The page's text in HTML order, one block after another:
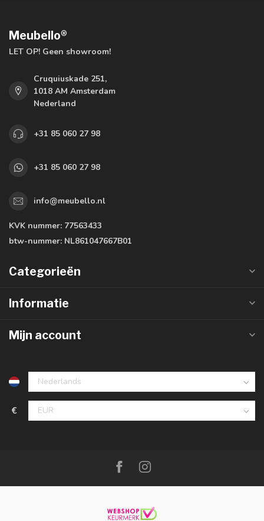
Meubello®
LET OP! Geen showroom!
Cruquiuskade 251,
1018 AM Amsterdam
Nederland
+31 85 060 27 98
+31 85 060 27 98
info@meubello.nl
KVK nummer: 77563433
btw-nummer: NL861047667B01
Categorieën
Informatie
Mijn account
€